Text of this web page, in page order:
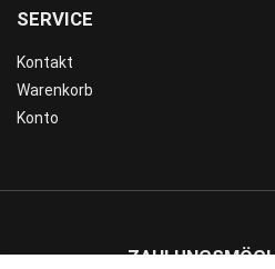
SERVICE
Kontakt
Warenkorb
Konto